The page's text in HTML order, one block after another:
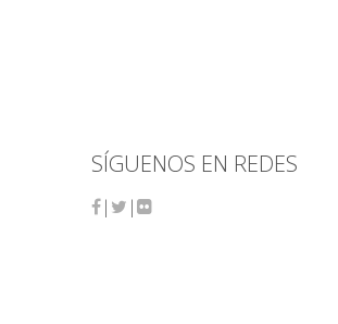
SÍGUENOS EN REDES
| |